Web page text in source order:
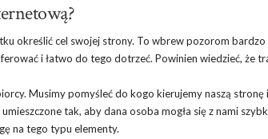
określić cel swojej strony. To wbrew pozorom
i łatwo do tego dotrzeć. Powinien wiedzieć, że
Musimy pomyśleć do kogo kierujemy naszą
tak, aby dana osoba mogła się z nami
na tego typu elementy.